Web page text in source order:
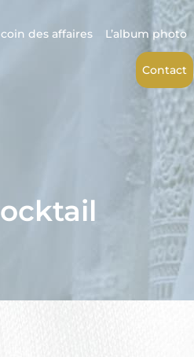
des affaires L’album photo
Contact